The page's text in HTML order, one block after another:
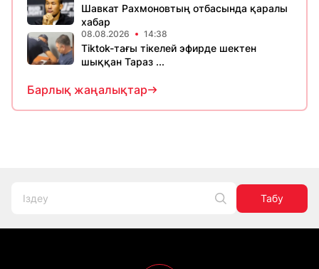
Шавкат Рахмоновтың отбасында қаралы
хабар
08.08.2026 14:38
Tiktok-тағы тікелей эфирде шектен
шыққан Тараз ...
Барлық жаңалықтар
Табу